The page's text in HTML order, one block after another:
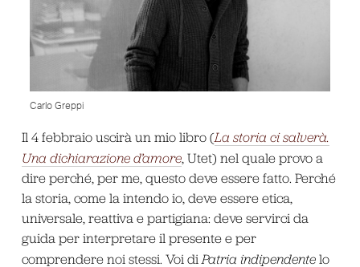
Carlo Greppi
Il 4 febbraio uscirà un mio libro (La storia ci salverà.
Una dichiarazione d’amore, Utet) nel quale provo a
dire perché, per me, questo deve essere fatto. Perché
la storia, come la intendo io, deve essere etica,
universale, reattiva e partigiana: deve servirci da
guida per interpretare il presente e per
comprendere noi stessi. Voi di Patria indipendentelo